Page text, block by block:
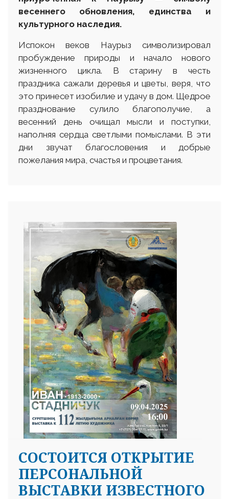
весеннего обновления, единства и
культурного наследия.
Испокон веков Наурыз символизировал
пробуждение природы и начало нового
жизненного цикла. В старину в честь
праздника сажали деревья и цветы, веря, что
это принесет изобилие и удачу в дом. Щедрое
празднование сулило благополучие, а
весенний день очищал мысли и поступки,
наполняя сердца светлыми помыслами. В эти
дни звучат благословения и добрые
пожелания мира, счастья и процветания.
СОСТОИТСЯ ОТКРЫТИЕ
ПЕРСОНАЛЬНОЙ
ВЫСТАВКИ ИЗВЕСТНОГО